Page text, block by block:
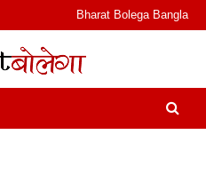
Bharat Bolega Bangla
फ़ीचर. भारत बोलेगा हिंदी न्यूज़ वेबसाइट
I जानकारी भी समझदारी भी